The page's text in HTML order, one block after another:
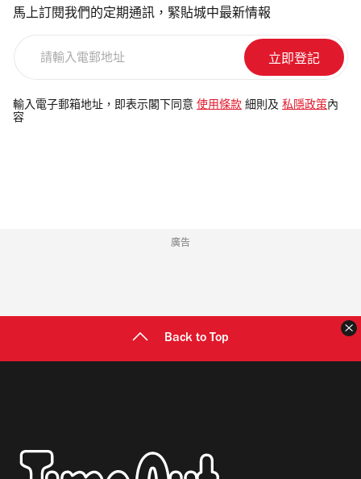
馬上訂閱我們的定期通訊，緊貼城中最新情報
電
郵
輸入電子郵箱地址，即表示閣下同意 使用條款 細則及 私隱政策內
容
廣告
Back to Top